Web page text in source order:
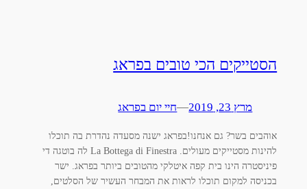
הסטייקים הכי טובים בפראג
מרץ 23, 2019 —חיי יום בפראג
אוהבים בשר? גם אנחנו!בפראג ישנה מסעדה נהדרת בה תוכלו
להינות מסטייקים מעולים. La Bottega di Finestra לה בוטגה די
פיניסטרה הינו בית קפה איטלקי מהטובים ביותר בפראג. ישר
בכניסה למקום תוכלו לראות את המבחר העשיר של הסלטים,